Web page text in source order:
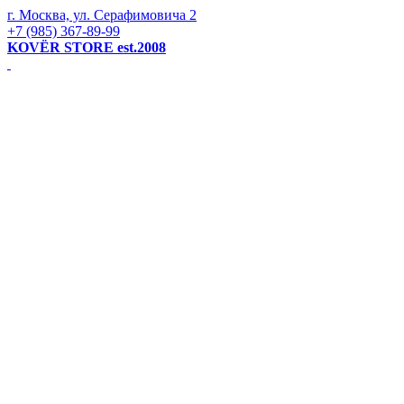
г. Москва, ул. Серафимовича 2
+7 (985) 367-89-99
KOVЁR STORE est.2008